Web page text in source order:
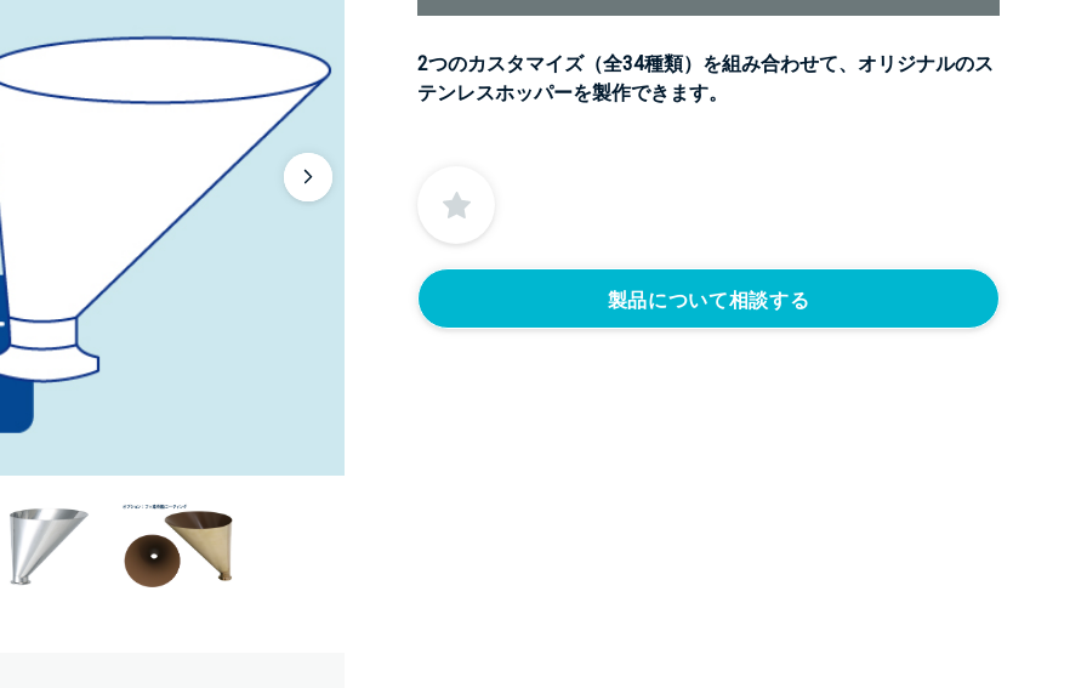
2つのカスタマイズ（全34種類）を組み合わせて、オリジナルのス
テンレスホッパーを製作できます。
製品について相談する